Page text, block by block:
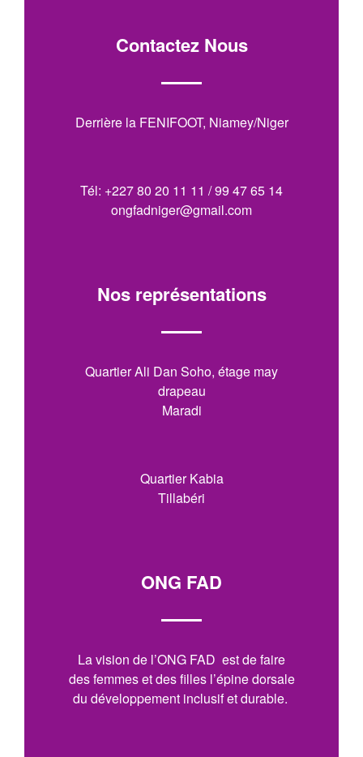
Contactez Nous
Derrière la FENIFOOT, Niamey/Niger
Tél: +227 80 20 11 11 / 99 47 65 14
ongfadniger@gmail.com
Nos représentations
Quartier Ali Dan Soho, étage may
drapeau
Maradi
Quartier Kabia
Tillabéri
ONG FAD
La vision de l’ONG FAD est de faire
des femmes et des filles l’épine dorsale
du développement inclusif et durable.